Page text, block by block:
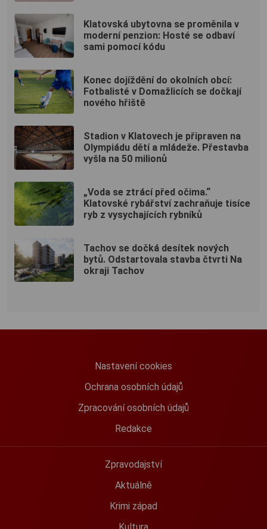
Klatovská ubytovna se proměnila v
moderní penzion: Hosté se odbaví
sami pomocí kódu
Konec dojíždění do okolních obcí:
Fotbalisté v Domažlicích se dočkají
nového hřiště
Stadion v Klatovech je připraven na
Olympiádu dětí a mládeže. Přestavba
vyšla na 50 milionů
„Voda se ztrácí před očima.“
Klatovské rybářství zachraňuje tisíce
ryb z vysychajících rybníků
Tachov se dočká desítek nových
bytů. Odstartovala stavba čtvrti Na
okraji Tachov
Nastavení cookies
Ochrana osobních údajů
Zpracování osobních údajů
Redakce
Zpravodajství
Aktuálně
Krimi západ